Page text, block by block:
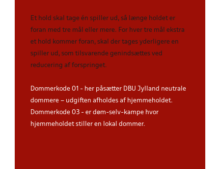
Et hold skal tage én spiller ud, så længe holdet er
foran med tre mål eller mere. For hver tre mål ekstra
et hold kommer foran, skal der tages yderligere en
spiller ud, som tilsvarende genindsættes ved
reducering af forspringet.
Dommerkode 01 - her påsætter DBU Jylland neutrale
dommere – udgiften afholdes af hjemmeholdet.
Dommerkode 03 - er døm-selv-kampe hvor
hjemmeholdet stiller en lokal dommer.